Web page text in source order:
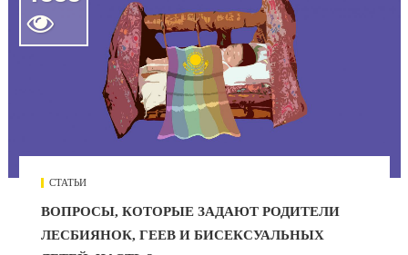

СТАТЬИ
ВОПРОСЫ, КОТОРЫЕ ЗАДАЮТ РОДИТЕЛИ
ЛЕСБИЯНОК, ГЕЕВ И БИСЕКСУАЛЬНЫХ